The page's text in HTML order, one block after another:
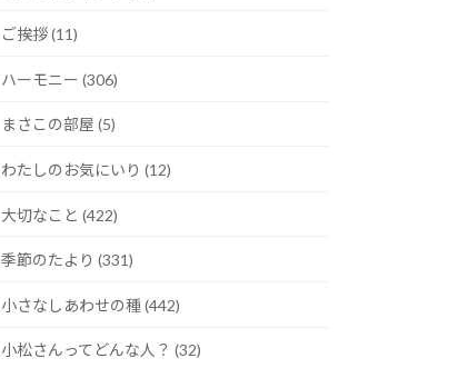
ご挨拶 (11)
ハーモニー (306)
まさこの部屋 (5)
わたしのお気にいり (12)
大切なこと (422)
季節のたより (331)
小さなしあわせの種 (442)
小松さんってどんな人？ (32)